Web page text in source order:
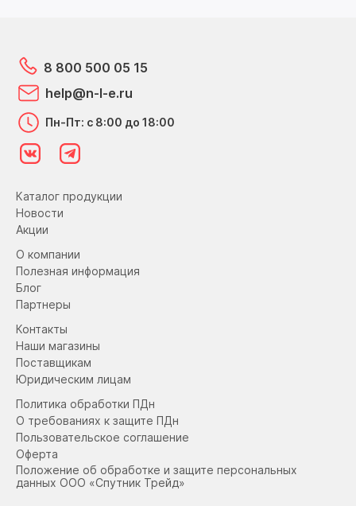
Каталог продукции
Новости
Акции
О компании
Полезная информация
Блог
Партнеры
Контакты
Наши магазины
Поставщикам
Юридическим лицам
Политика обработки ПДн
О требованиях к защите ПДн
Пользовательское соглашение
Оферта
Положение об обработке и защите персональных
данных ООО «Спутник Трейд»
8 800 500 05 15
help@n-l-e.ru
Пн-Пт: с 8:00 до 18:00